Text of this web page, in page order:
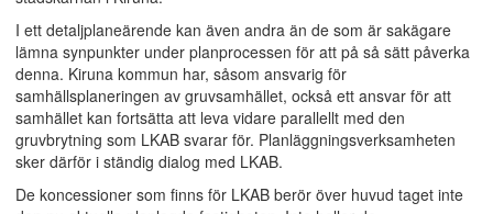
I ett detaljplaneärende kan även andra än de som är sakägare
lämna synpunkter under planprocessen för att på så sätt påverka
denna. Kiruna kommun har, såsom ansvarig för
samhällsplaneringen av gruvsamhället, också ett ansvar för att
samhället kan fortsätta att leva vidare parallellt med den
gruvbrytning som LKAB svarar för. Planläggningsverksamheten
sker därför i ständig dialog med LKAB.
De koncessioner som finns för LKAB berör över huvud taget inte